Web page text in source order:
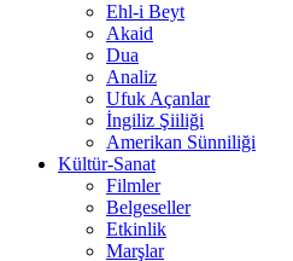
Ehl-i Beyt
Akaid
Dua
Analiz
Ufuk Açanlar
İngiliz Şiiliği
Amerikan Sünniliği
Kültür-Sanat
Filmler
Belgeseller
Etkinlik
Marşlar